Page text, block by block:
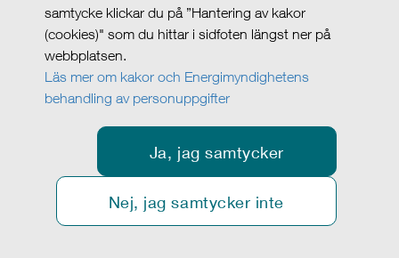
samtycke klickar du på ”Hantering av kakor
(cookies)" som du hittar i sidfoten längst ner på
webbplatsen.
Läs mer om kakor och Energimyndighetens
behandling av personuppgifter
Ja, jag samtycker
Nej, jag samtycker inte